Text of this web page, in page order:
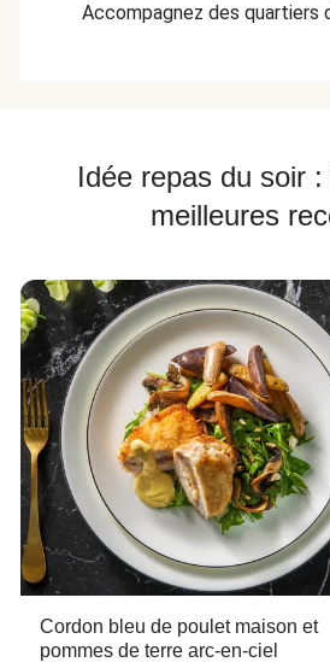
Accompagnez des quartiers
Idée repas du soir
meilleures
Cordon bleu de poulet maison et
pommes de terre arc-en-ciel